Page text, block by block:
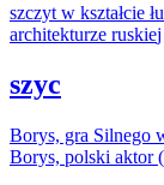
szczyt w kształcie
architekturze ruskiej
szyc
Borys, gra Silnego
Borys, polski aktor